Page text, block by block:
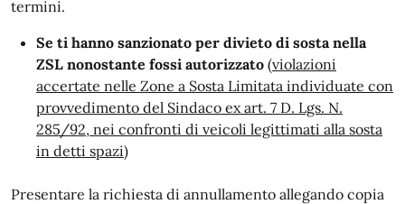
termini.
Se ti hanno sanzionato per divieto di sosta nella
ZSL nonostante fossi autorizzato (violazioni
accertate nelle Zone a Sosta Limitata individuate con
provvedimento del Sindaco ex art. 7 D. Lgs. N.
285/92, nei confronti di veicoli legittimati alla sosta
in detti spazi)
Presentare la richiesta di annullamento allegando copia